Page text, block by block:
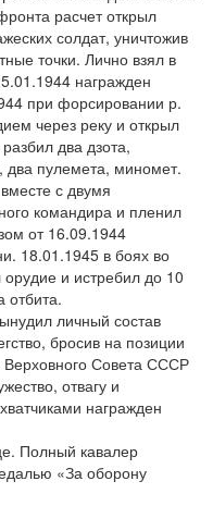
расчет открыл
солдат, уничтожив
точки. Лично взял в
награжден
при форсировании р.
через реку и открыл
два дзота,
два пулемета, миномет.
с двумя
командира и пленил
от 16.09.1944
18.01.1945 в боях во
и истребил до 10
отбита.
личный состав
бросив на позиции
Совета СССР
отвагу и
награжден
Полный кавалер
«За оборону